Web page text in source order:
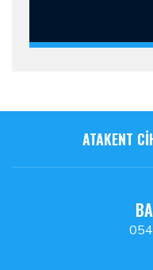
ATAKENT